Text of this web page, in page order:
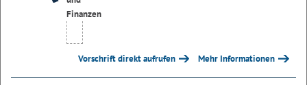
Vorschrift direkt aufrufen Mehr Informationen